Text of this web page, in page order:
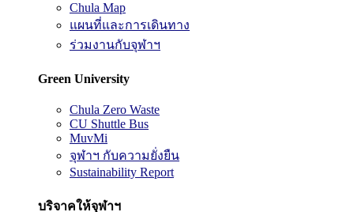
Chula Map
แผนที่และการเดินทาง
ร่วมงานกับจุฬาฯ
Green University
Chula Zero Waste
CU Shuttle Bus
MuvMi
จุฬาฯ กับความยั่งยืน
Sustainability Report
บริจาคให้จุฬาฯ